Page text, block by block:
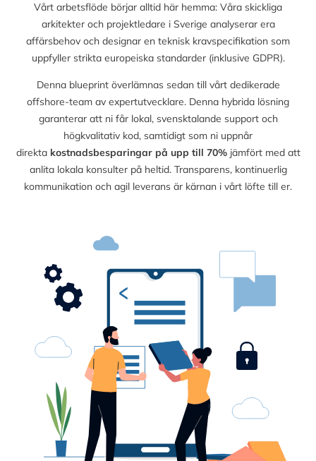
Vårt arbetsflöde börjar alltid här hemma: Våra skickliga
arkitekter och projektledare i Sverige analyserar era
affärsbehov och designar en teknisk kravspecifikation som
uppfyller strikta europeiska standarder (inklusive GDPR).
Denna blueprint överlämnas sedan till vårt dedikerade
offshore-team av expertutvecklare. Denna hybrida lösning
garanterar att ni får lokal, svensktalande support och
högkvalitativ kod, samtidigt som ni uppnår
direkta kostnadsbesparingar på upp till 70%jämfört med att
anlita lokala konsulter på heltid. Transparens, kontinuerlig
kommunikation och agil leverans är kärnan i vårt löfte till er.